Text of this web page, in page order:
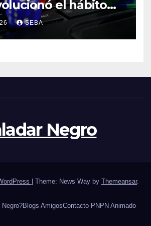
el hábito
en la era digital
SEBA
Negro
| Theme: News Way by Themeansar.
Blogs AmigosContacto PN PN Animado